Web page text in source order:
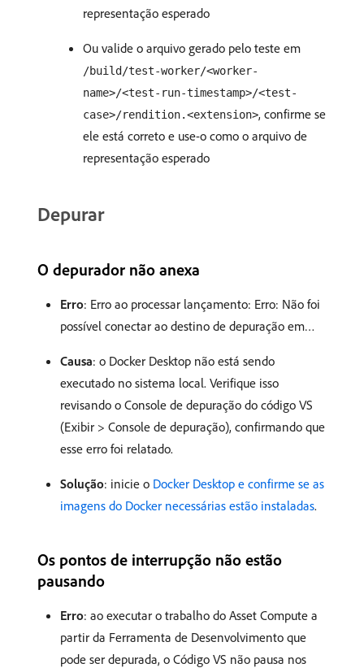
representação esperado
Ou valide o arquivo gerado pelo teste em
/build/test-worker/<worker-
name>/<test-run-timestamp>/<test-
case>/rendition.<extension>, confirme se
ele está correto e use-o como o arquivo de
representação esperado
Depurar
O depurador não anexa
Erro: Erro ao processar lançamento: Erro: Não foi
possível conectar ao destino de depuração em…
Causa: o Docker Desktop não está sendo
executado no sistema local. Verifique isso
revisando o Console de depuração do código VS
(Exibir > Console de depuração), confirmando que
esse erro foi relatado.
Solução: inicie o Docker Desktop e confirme se as
imagens do Docker necessárias estão instaladas.
Os pontos de interrupção não estão
pausando
Erro: ao executar o trabalho do Asset Compute a
partir da Ferramenta de Desenvolvimento que
pode ser depurada, o Código VS não pausa nos